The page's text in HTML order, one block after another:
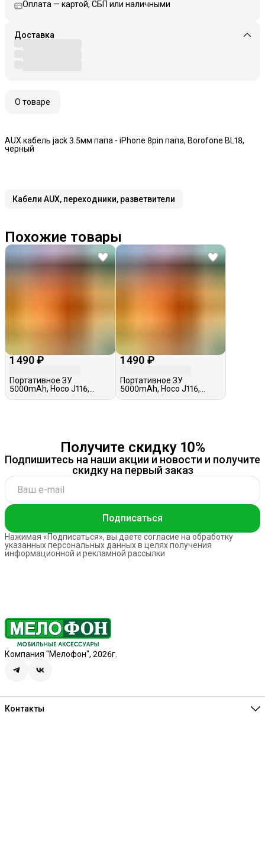
Оплата — картой, СБП или наличными
Доставка
О товаре
AUX кабель jack 3.5мм папа - iPhone 8pin папа, Borofone BL18,
черный
Кабели AUX, переходники, разветвители
Похожие товары
1 490 ₽
Портативное ЗУ
5000mAh, Hoco J116,
1 490 ₽
Портативное ЗУ
5000mAh, Hoco J116,
Получите скидку 10%
Подпишитесь на наши акции и новости и получите
скидку на первый заказ
Подписаться
Нажимая «Подписаться», вы даете согласие на обработку
указанных персональных данных в целях получения
информационной и рекламной рассылки
Компания "Мелофон", 2026г.
Контакты